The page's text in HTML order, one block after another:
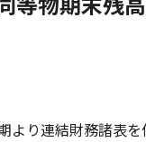
等物期末残高
より連結財務諸表を